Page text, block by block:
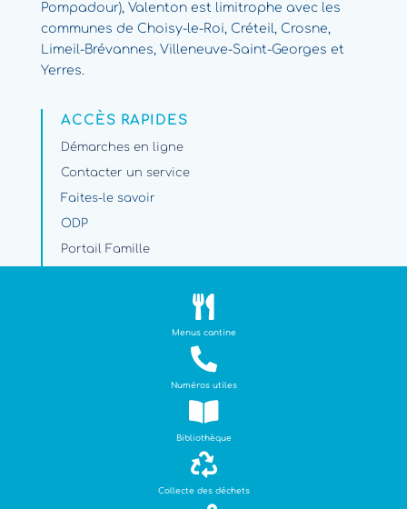
Pompadour), Valenton est limitrophe avec les
communes de Choisy-le-Roi, Créteil, Crosne,
Limeil-Brévannes, Villeneuve-Saint-Georges et
Yerres.
ACCÈS RAPIDES
Démarches en ligne
Contacter un service
Faites-le savoir
ODP
Portail Famille

Menus cantine

Numéros utiles

Bibliothèque

Collecte des déchets